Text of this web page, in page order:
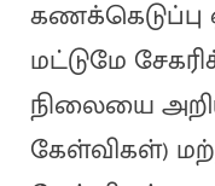
கணக்கெடுப்பு
மட்டுமே
நிலையை
கேள்விகள்)